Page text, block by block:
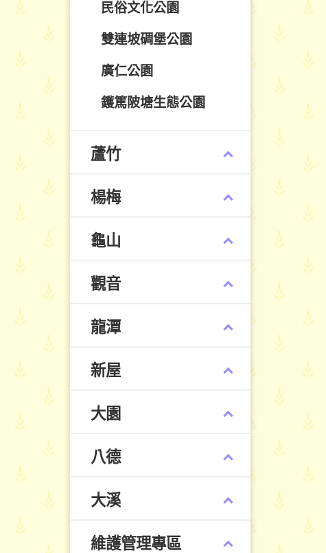
民俗文化公園
雙連坡碉堡公園
廣仁公園
鑊篤陂塘生態公園
蘆竹
楊梅
龜山
觀音
龍潭
新屋
大園
八德
大溪
維護管理專區